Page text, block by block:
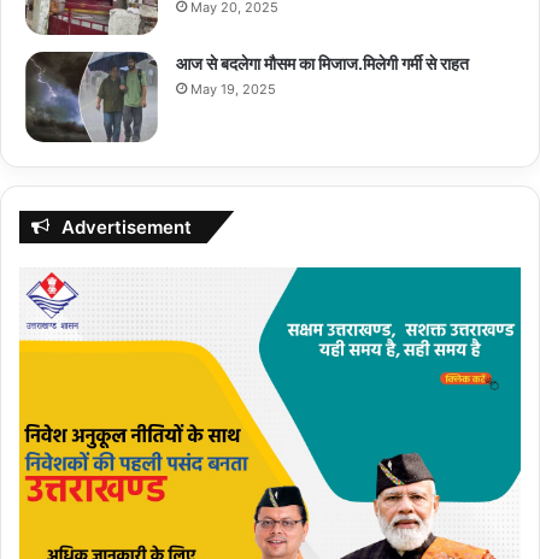
May 20, 2025
आज से बदलेगा मौसम का मिजाज.मिलेगी गर्मी से राहत
May 19, 2025
Advertisement